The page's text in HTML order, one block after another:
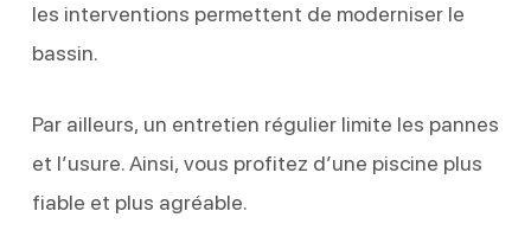
les interventions permettent de moderniser le
bassin.
Par ailleurs, un entretien régulier limite les pannes
et l’usure. Ainsi, vous profitez d’une piscine plus
fiable et plus agréable.